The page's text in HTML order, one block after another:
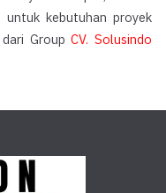
kebutuhan proyek
dari GroupCV. Solusindo